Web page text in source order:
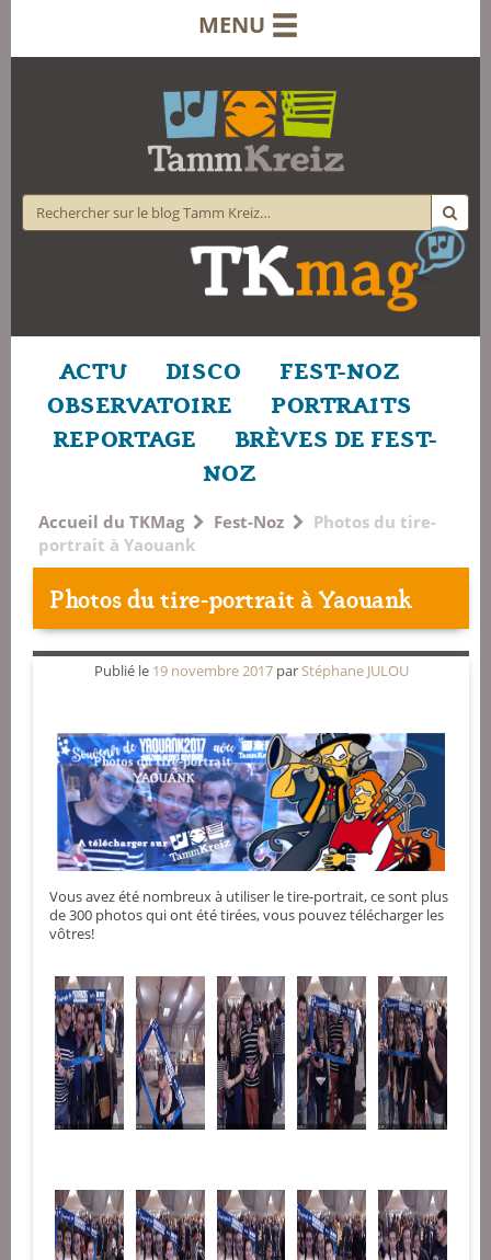
MENU
ACTU DISCO
FEST-NOZ
OBSERVATOIRE
PORTRAITS
REPORTAGE
BRÈVES DE FEST-
NOZ
Accueil du TKMag Fest-Noz
Photos du tire-
portrait à Yaouank
Photos du tire-portrait à Yaouank
Publié le 19 novembre 2017parStéphane JULOU
Vous avez été nombreux à utiliser le tire-portrait, ce sont plus
de 300 photos qui ont été tirées, vous pouvez télécharger les
vôtres!